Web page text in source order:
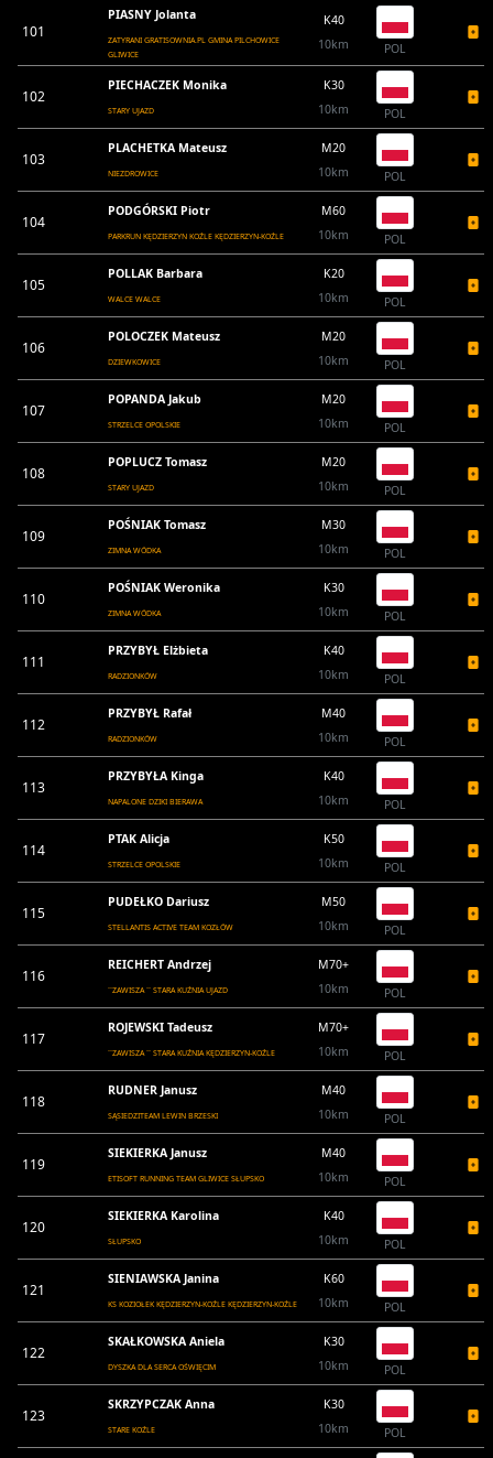
101
PIASNY Jolanta
ZATYRANI GRATISOWNIA.PL GMINA PILCHOWICE
GLIWICE
K40
10km
POL
102
PIECHACZEK Monika
STARY UJAZD
K30
10km
POL
103
PLACHETKA Mateusz
NIEZDROWICE
M20
10km
POL
104
PODGÓRSKI Piotr
PARKRUN KĘDZIERZYN KOŹLE KĘDZIERZYN-KOŹLE
M60
10km
POL
105
POLLAK Barbara
WALCE WALCE
K20
10km
POL
106
POLOCZEK Mateusz
DZIEWKOWICE
M20
10km
POL
107
POPANDA Jakub
STRZELCE OPOLSKIE
M20
10km
POL
108
POPLUCZ Tomasz
STARY UJAZD
M20
10km
POL
109
POŚNIAK Tomasz
ZIMNA WÓDKA
M30
10km
POL
110
POŚNIAK Weronika
ZIMNA WÓDKA
K30
10km
POL
111
PRZYBYŁ Elżbieta
RADZIONKÓW
K40
10km
POL
112
PRZYBYŁ Rafał
RADZIONKÓW
M40
10km
POL
113
PRZYBYŁA Kinga
NAPALONE DZIKI BIERAWA
K40
10km
POL
114
PTAK Alicja
STRZELCE OPOLSKIE
K50
10km
POL
115
PUDEŁKO Dariusz
STELLANTIS ACTIVE TEAM KOZŁÓW
M50
10km
POL
116
REICHERT Andrzej
``ZAWISZA `` STARA KUŹNIA UJAZD
M70+
10km
POL
117
ROJEWSKI Tadeusz
``ZAWISZA `` STARA KUŹNIA KĘDZIERZYN-KOŹLE
M70+
10km
POL
118
RUDNER Janusz
SĄSIEDZITEAM LEWIN BRZESKI
M40
10km
POL
119
SIEKIERKA Janusz
ETISOFT RUNNING TEAM GLIWICE SŁUPSKO
M40
10km
POL
120
SIEKIERKA Karolina
SŁUPSKO
K40
10km
POL
121
SIENIAWSKA Janina
KS KOZIOŁEK KĘDZIERZYN-KOŹLE KĘDZIERZYN-KOŹLE
K60
10km
POL
122
SKAŁKOWSKA Aniela
DYSZKA DLA SERCA OŚWIĘCIM
K30
10km
POL
123
SKRZYPCZAK Anna
STARE KOŹLE
K30
10km
POL